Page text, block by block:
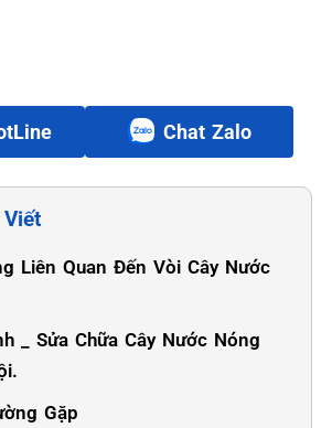
Chat Zalo
Liên Quan Đến Vòi Cây Nước
_ Sửa Chữa Cây Nước Nóng
Gặp